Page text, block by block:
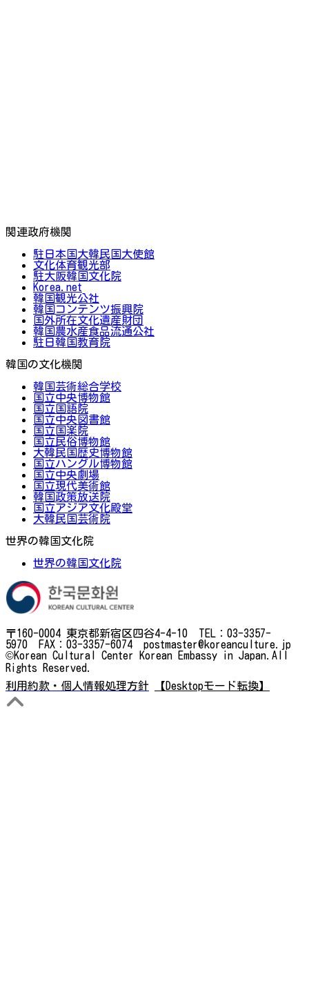
関連政府機関
駐日本国大韓民国大使館
文化体育観光部
駐大阪韓国文化院
Korea.net
韓国観光公社
韓国コンテンツ振興院
国外所在文化遺産財団
韓国農水産食品流通公社
駐日韓国教育院
韓国の文化機関
韓国芸術総合学校
国立中央博物館
国立国語院
国立中央図書館
国立国楽院
国立民俗博物館
大韓民国歴史博物館
国立ハングル博物館
国立中央劇場
国立現代美術館
韓国政策放送院
国立アジア文化殿堂
大韓民国芸術院
世界の韓国文化院
世界の韓国文化院
〒160-0004 東京都新宿区四谷4-4-10 TEL：03-3357-
5970 FAX：03-3357-6074 postmaster@koreanculture.jp
©Korean Cultural Center Korean Embassy in Japan.All
Rights Reserved.
利用約款・個人情報処理方針
【Desktopモード転換】